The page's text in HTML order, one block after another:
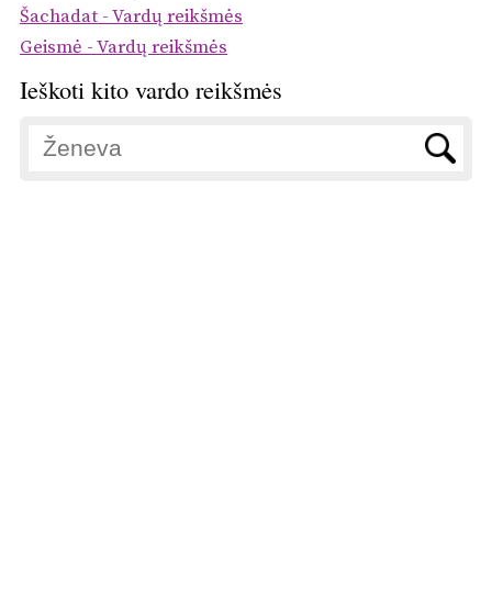
Šachadat - Vardų reikšmės
Geismė - Vardų reikšmės
Ieškoti kito vardo reikšmės